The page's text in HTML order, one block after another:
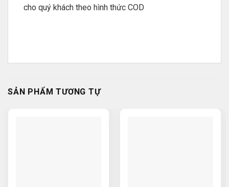
cho quý khách theo hình thức COD
SẢN PHẨM TƯƠNG TỰ